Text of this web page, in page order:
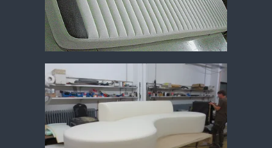
Vergrößern